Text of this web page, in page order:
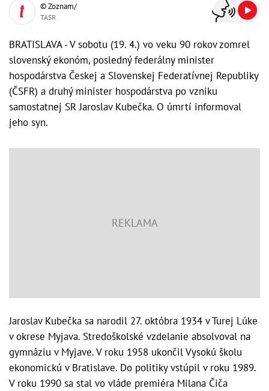
© Zoznam/
TASR
BRATISLAVA - V sobotu (19. 4.) vo veku 90 rokov zomrel
slovenský ekonóm, posledný federálny minister
hospodárstva Českej a Slovenskej Federatívnej Republiky
(ČSFR) a druhý minister hospodárstva po vzniku
samostatnej SR Jaroslav Kubečka. O úmrtí informoval
jeho syn.
Jaroslav Kubečka sa narodil 27. októbra 1934 v Turej Lúke
v okrese Myjava. Stredoškolské vzdelanie absolvoval na
gymnáziu v Myjave. V roku 1958 ukončil Vysokú školu
ekonomickú v Bratislave. Do politiky vstúpil v roku 1989.
V roku 1990 sa stal vo vláde premiéra Milana Čiča